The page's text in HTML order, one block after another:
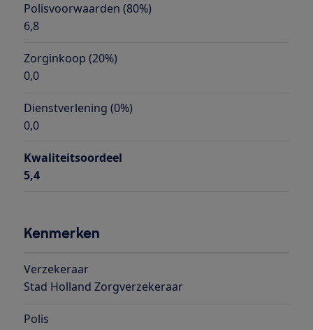
Polisvoorwaarden (80%)
6,8
Zorginkoop (20%)
0,0
Dienstverlening (0%)
0,0
Kwaliteitsoordeel
5,4
Kenmerken
Verzekeraar
Stad Holland Zorgverzekeraar
Polis